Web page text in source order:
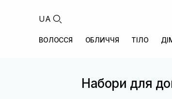
UA
ВОЛОССЯ ОБЛИЧЧЯ ТІЛО
Набори для